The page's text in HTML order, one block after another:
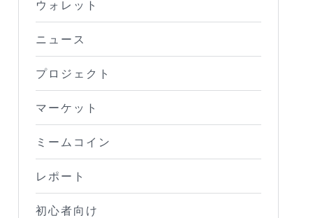
ウォレット
ニュース
プロジェクト
マーケット
ミームコイン
レポート
初心者向け